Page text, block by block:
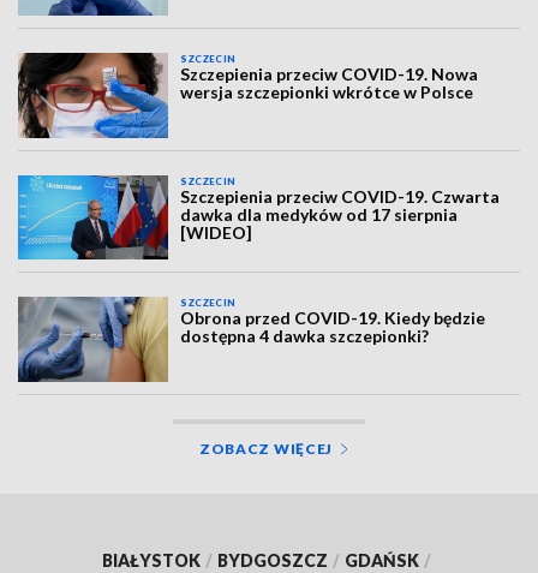
SZCZECIN
Szczepienia przeciw COVID-19. Nowa
wersja szczepionki wkrótce w Polsce
SZCZECIN
Szczepienia przeciw COVID-19. Czwarta
dawka dla medyków od 17 sierpnia
[WIDEO]
SZCZECIN
Obrona przed COVID-19. Kiedy będzie
dostępna 4 dawka szczepionki?
ZOBACZ WIĘCEJ
BIAŁYSTOK / BYDGOSZCZ / GDAŃSK /